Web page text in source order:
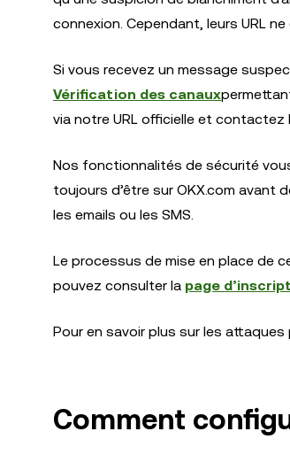
connexion. Cependant, leurs URL
Si vous recevez un message
Vérification des canaux
via notre URL officielle et contactez
Nos fonctionnalités de sécurité
toujours d’être sur OKX.com avant
les emails ou les SMS.
Le processus de mise en place de
pouvez consulter la page
Pour en savoir plus sur les
Comment